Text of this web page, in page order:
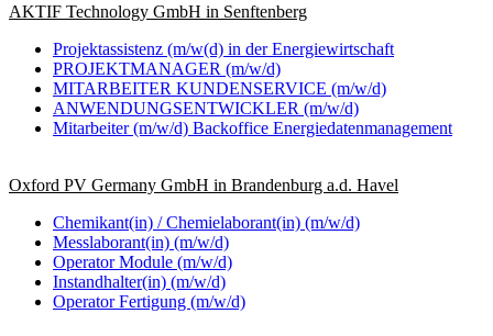
AKTIF Technology GmbH in Senftenberg
Projektassistenz (m/w(d) in der Energiewirtschaft
PROJEKTMANAGER (m/w/d)
MITARBEITER KUNDENSERVICE (m/w/d)
ANWENDUNGSENTWICKLER (m/w/d)
Mitarbeiter (m/w/d) Backoffice Energiedatenmanagement
Oxford PV Germany GmbH in Brandenburg a.d. Havel
Chemikant(in) / Chemielaborant(in) (m/w/d)
Messlaborant(in) (m/w/d)
Operator Module (m/w/d)
Instandhalter(in) (m/w/d)
Operator Fertigung (m/w/d)